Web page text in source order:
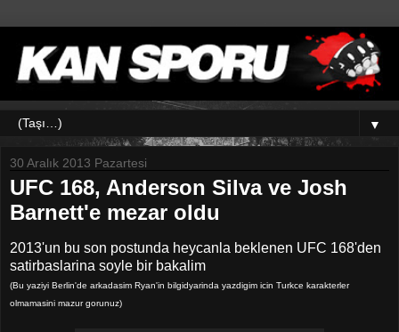
▼
30 Aralık 2013 Pazartesi
UFC 168, Anderson Silva ve Josh
Barnett'e mezar oldu
2013'un bu son postunda heycanla beklenen UFC 168'den
satirbaslarina soyle bir bakalim
(Bu yaziyi Berlin'de arkadasim Ryan'in bilgidyarinda yazdigim icin Turkce karakterler
olmamasini mazur gorunuz)